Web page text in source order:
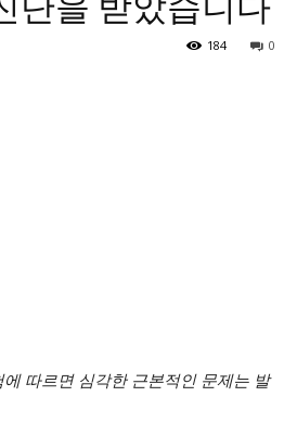
0
184
따르면 심각한 근본적인 문제는 발